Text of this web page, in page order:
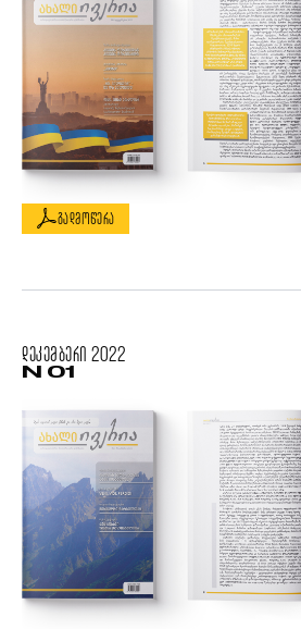
გადმოწერა
დეკემბერი 2022
N 01